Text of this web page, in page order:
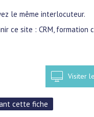
le même interlocuteur.
ce site : CRM,
Visiter